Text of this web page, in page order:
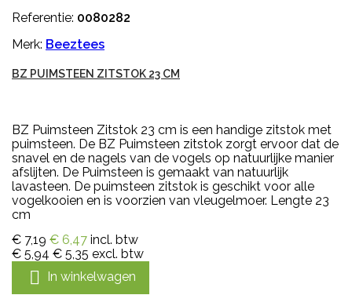
Referentie: 0080282
Merk: Beeztees
BZ PUIMSTEEN ZITSTOK 23 CM
BZ Puimsteen Zitstok 23 cm is een handige zitstok met
puimsteen. De BZ Puimsteen zitstok zorgt ervoor dat de
snavel en de nagels van de vogels op natuurlijke manier
afslijten. De Puimsteen is gemaakt van natuurlijk
lavasteen. De puimsteen zitstok is geschikt voor alle
vogelkooien en is voorzien van vleugelmoer. Lengte 23
cm
€ 7,19 € 6,47 incl. btw
€ 5,94 € 5,35 excl. btw
 In winkelwagen